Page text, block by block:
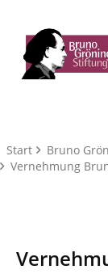
Start Bruno
Vernehmung